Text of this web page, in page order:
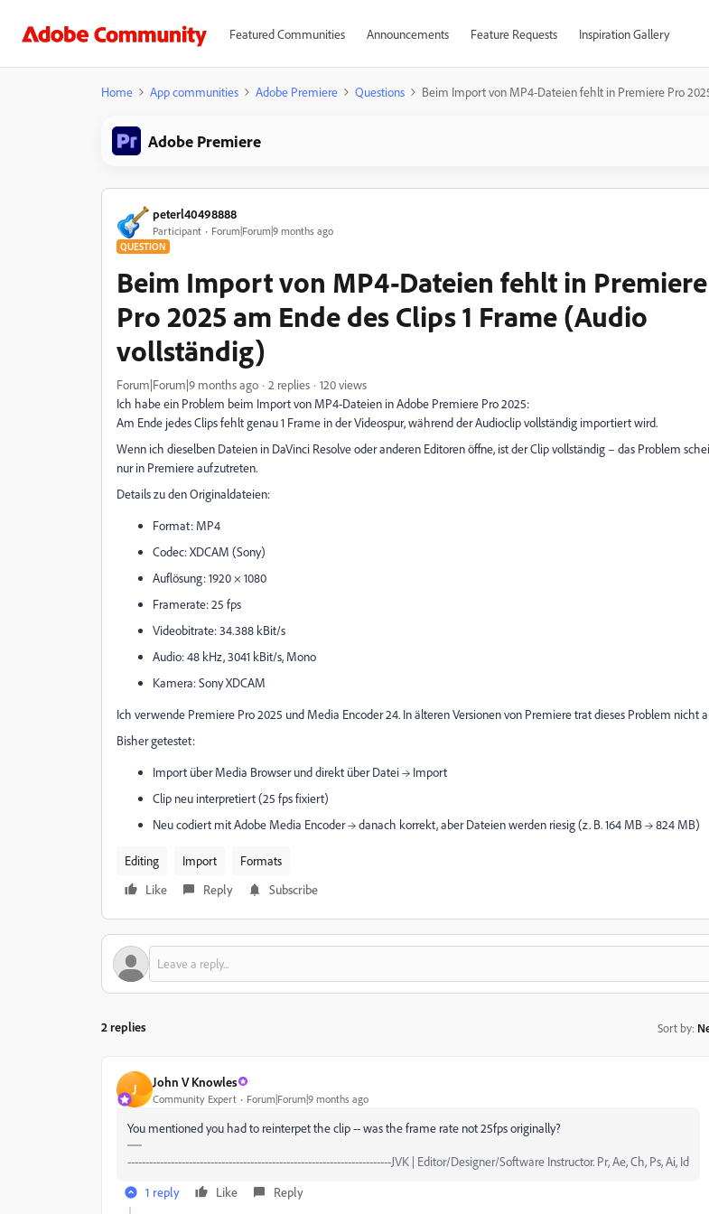
Featured Communities Announcements Feature Requests Inspiration Gallery
Home App communities Adobe Premiere Questions Beim Import von MP4-Dateien fehlt in Premiere Pro
Adobe Premiere
peterl40498888
Participant Forum|Forum|9 months ago
QUESTION
Beim Import von MP4-Dateien fehlt in Premiere
Pro 2025 am Ende des Clips 1 Frame (Audio
vollständig)
Forum|Forum|9 months ago 2 replies
120 views
Ich habe ein Problem beim Import von MP4-Dateien in Adobe Premiere Pro 2025:
Am Ende jedes Clips fehlt genau 1 Frame in der Videospur, während der Audioclip vollständig importiert wird.
Wenn ich dieselben Dateien in DaVinci Resolve oder anderen Editoren öffne, ist der Clip vollständig – das Problem
nur in Premiere aufzutreten.
Details zu den Originaldateien:
Format: MP4
Codec: XDCAM (Sony)
Auflösung: 1920 × 1080
Framerate: 25 fps
Videobitrate: 34.388 kBit/s
Audio: 48 kHz, 3041 kBit/s, Mono
Kamera: Sony XDCAM
Ich verwende Premiere Pro 2025 und Media Encoder 24. In älteren Versionen von Premiere trat dieses Problem nicht
Bisher getestet:
Import über Media Browser und direkt über Datei → Import
Clip neu interpretiert (25 fps fixiert)
Neu codiert mit Adobe Media Encoder → danach korrekt, aber Dateien werden riesig (z. B. 164 MB → 824 MB)
Editing Import
Formats
Like
Reply Subscribe
2 replies Sort by:
J John V Knowles
Community Expert Forum|Forum|9 months ago
You mentioned you had to reinterpet the clip -- was the frame rate not 25fps originally?
-------------------------------------------------------------------------JVK | Editor/Designer/Software Instructor. Pr, Ae, Ch, Ps, Ai, Id
1 reply
Like Reply